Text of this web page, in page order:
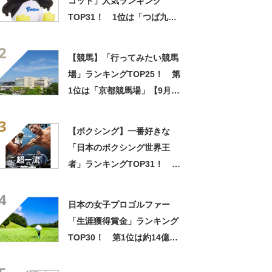
TOP31！ 1位は「つば九
【競馬】「行ってみたい競馬
場」ランキングTOP25！ 第
1位は「京都競馬場」【9月16
【ボクシング】一番好きな
「日本のボクシング世界王
者」ランキングTOP31！ 第
日本の女子プロゴルファー
「生涯獲得賞金」ランキング
TOP30！ 第1位は約14億の